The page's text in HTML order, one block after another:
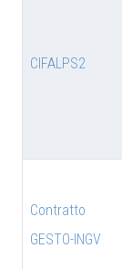
CIFALPS2
Contratto
GESTO-INGV